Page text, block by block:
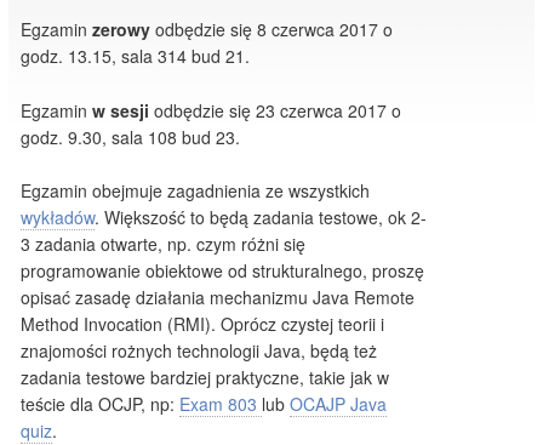
Egzaminzerowy odbędzie się 8 czerwca 2017 o
godz. 13.15, sala 314 bud 21.
Egzaminw sesji odbędzie się 23 czerwca 2017 o
godz. 9.30, sala 108 bud 23.
Egzamin obejmuje zagadnienia ze wszystkich
wykładów. Większość to będą zadania testowe, ok 2-
3 zadania otwarte, np. czym różni się
programowanie obiektowe od strukturalnego, proszę
opisać zasadę działania mechanizmu Java Remote
Method Invocation (RMI). Oprócz czystej teorii i
znajomości rożnych technologii Java, będą też
zadania testowe bardziej praktyczne, takie jak w
teście dla OCJP, np: Exam 803 lubOCAJP Java
quiz.